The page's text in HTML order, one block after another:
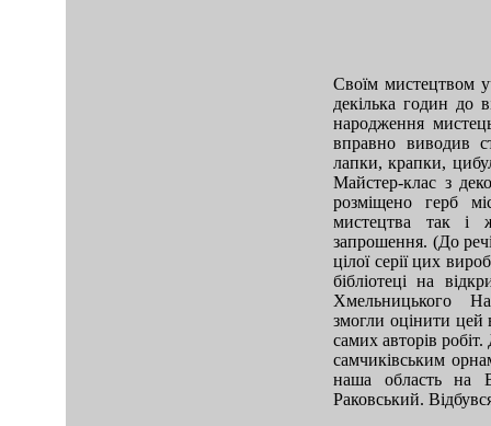
Своїм мистецтвом
декілька годин до
народження
вправно виводив
лапки, крапки,
Майстер-клас з
розміщено герб
мистецтва так і
запрошення. (До
цілої серії цих
бібліотеці на
Хмельницького
змогли оцінити цей
самих авторів
самчиківським
наша область на
Раковський.